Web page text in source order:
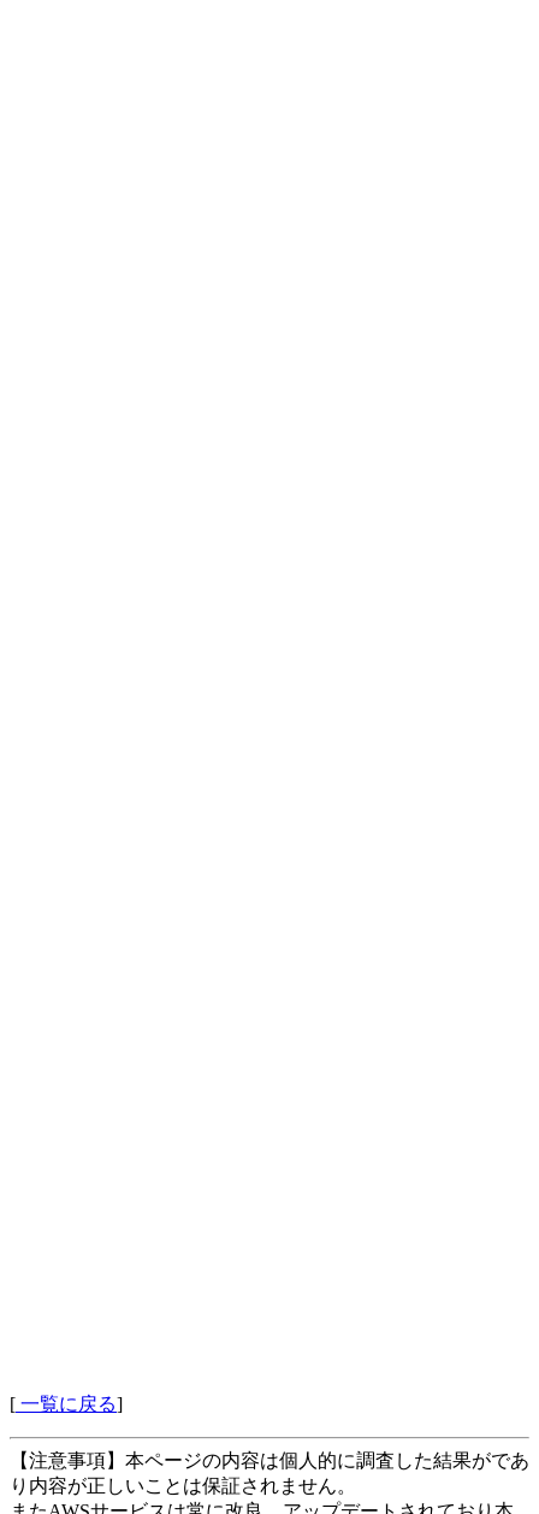
[ 一覧に戻る]
【注意事項】本ページの内容は個人的に調査した結果がであ
り内容が正しいことは保証されません。